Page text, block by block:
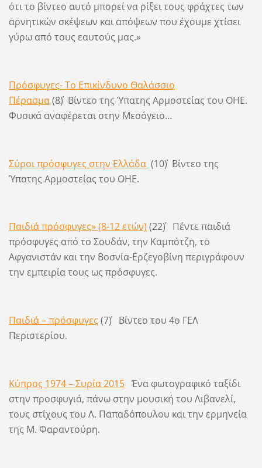
ότι το βίντεο αυτό μπορεί να ρίξει τους φράχτες των
αρνητικών σκέψεων και απόψεων που έχουμε χτίσει
γύρω από τους εαυτούς μας.»
Πρόσφυγες- Το Επικίνδυνο Θαλάσσιο
Πέρασμα(8΄) Βίντεο της Ύπατης Αρμοστείας του ΟΗΕ.
Φυσικά αναφέρεται στην Μεσόγειο…
Σύροι πρόσφυγες στην Ελλάδα (10΄) Βίντεο της
Ύπατης Αρμοστείας του ΟΗΕ.
Παιδιά πρόσφυγες» (8-12 ετών) (22΄) Πέντε παιδιά
πρόσφυγες από το Σουδάν, την Καμπότζη, το
Αφγανιστάν και την Βοσνία-Ερζεγοβίνη περιγράφουν
την εμπειρία τους ως πρόσφυγες.
Παιδιά – πρόσφυγες(7΄) Βίντεο του 4ο ΓΕΛ
Περιστερίου.
Κύπρος 1974 – Συρία 2015Ένα φωτογραφικό ταξίδι
στην προσφυγιά, πάνω στην μουσική του Λιβανελί,
τους στίχους του Λ. Παπαδόπουλου και την ερμηνεία
της Μ. Φαραντούρη.